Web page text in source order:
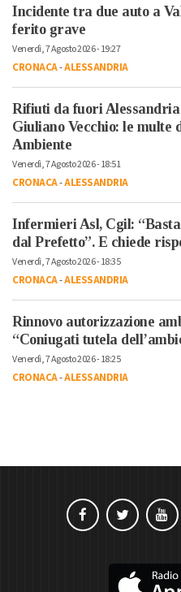
Incidente tra due auto a
ferito grave
Venerdì, 7 Agosto 2026 - 19:27
CRONACA-ALESSANDRIA
Rifiuti da fuori
Giuliano Vecchio: le multe
Ambiente
Venerdì, 7 Agosto 2026 - 18:51
CRONACA-ALESSANDRIA
Infermieri Asl, Cgil:
dal Prefetto”. E chiede
Venerdì, 7 Agosto 2026 - 18:35
CRONACA-ALESSANDRIA
Rinnovo autorizzazione
“Coniugati tutela
Venerdì, 7 Agosto 2026 - 18:25
CRONACA-ALESSANDRIA